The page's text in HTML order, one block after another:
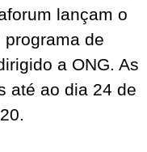
lançam o
programa de
a ONG. As
até ao dia 24 de